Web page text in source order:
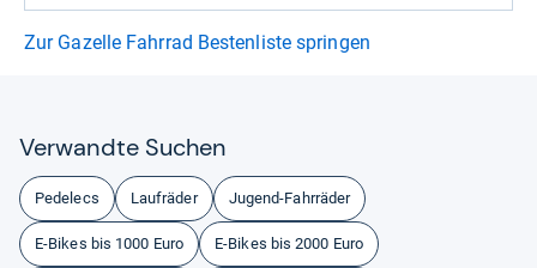
Zur Gazelle Fahrrad Bestenliste springen
Ver­wandte Suchen
Pedelecs Laufräder Jugend-Fahrräder
E-Bikes bis 1000 Euro E-Bikes bis 2000 Euro